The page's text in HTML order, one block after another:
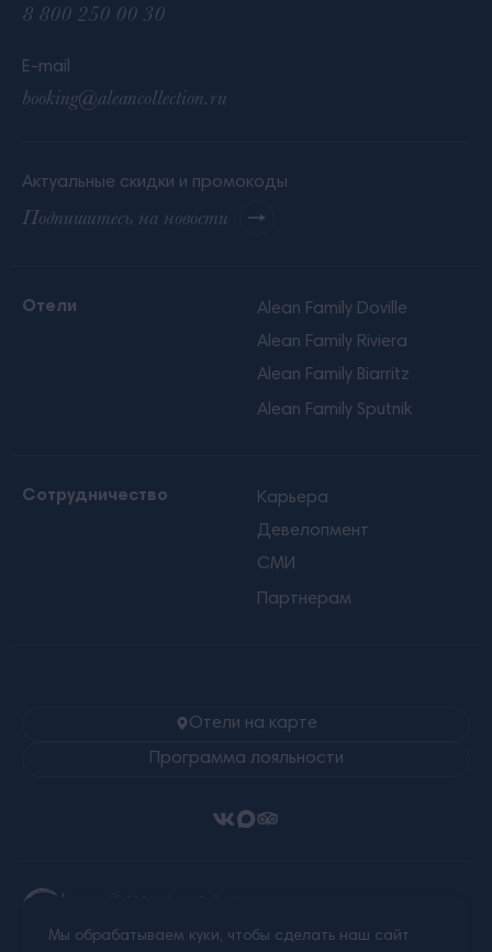
8 800 250 00 30
E-mail
booking@aleancollection.ru
Актуальные скидки и промокоды
Подпишитесь на новости
Отели
Alean Family Doville
Alean Family Riviera
Alean Family Biarritz
Alean Family Sputnik
Сотрудничество
Карьера
Девелопмент
СМИ
Партнерам
Отели на карте
Программа лояльности
Любое использование материалов сайта без
Мы обрабатываем куки, чтобы сделать наш сайт